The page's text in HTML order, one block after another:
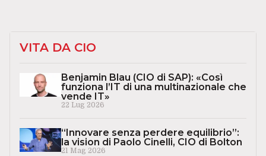
VITA DA CIO
Benjamin Blau (CIO di SAP): «Così
funziona l’IT di una multinazionale che
vende IT»
22 Lug 2026
“Innovare senza perdere equilibrio”:
la vision di Paolo Cinelli, CIO di Bolton
21 Mag 2026